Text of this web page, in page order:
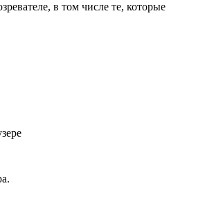
в том числе те, которые